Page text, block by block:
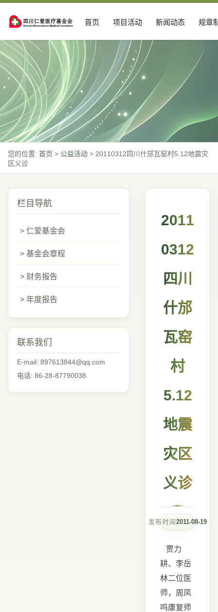
首页 项目活动 新闻动态 规章
您的位置: 首页 > 公益活动 > 20110312四川什邡瓦窑村5.12地震灾
区义诊
栏目导航
> 仁爱基金会
> 基金会章程
> 财务报告
> 年度报告
联系我们
E-mail: 897613844@qq.com
电话: 86-28-87790038
2011
0312
四川
什邡
瓦窑
村
5.12
地震
灾区
义诊
发布时间 2011-08-19
贾力
耕、李岳
林二位医
师，周凤
呜康复师